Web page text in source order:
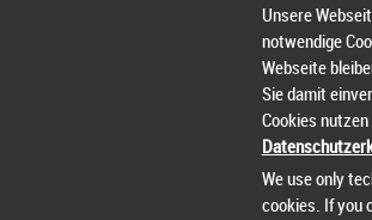
TSV Mannheim v. 1846 e.V. Hans-Reschke-
Unsere
notwendige
Webseite
Sie damit
Cookies
We use only
cookies. If you